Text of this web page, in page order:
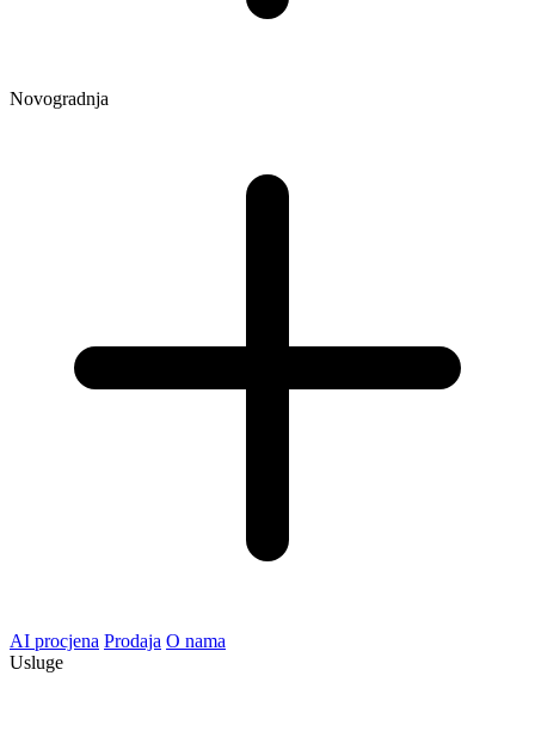
Novogradnja
AI procjena Prodaja O nama
Usluge